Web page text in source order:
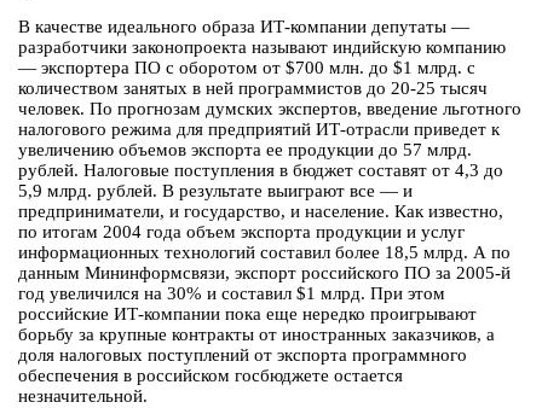
В качестве идеального образа ИТ-компании депутаты —
разработчики законопроекта называют индийскую компанию
— экспортера ПО с оборотом от $700 млн. до $1 млрд. с
количеством занятых в ней программистов до 20-25 тысяч
человек. По прогнозам думских экспертов, введение льготного
налогового режима для предприятий ИТ-отрасли приведет к
увеличению объемов экспорта ее продукции до 57 млрд.
рублей. Налоговые поступления в бюджет составят от 4,3 до
5,9 млрд. рублей. В результате выиграют все — и
предприниматели, и государство, и население. Как известно,
по итогам 2004 года объем экспорта продукции и услуг
информационных технологий составил более 18,5 млрд. А по
данным Мининформсвязи, экспорт российского ПО за 2005-й
год увеличился на 30% и составил $1 млрд. При этом
российские ИТ-компании пока еще нередко проигрывают
борьбу за крупные контракты от иностранных заказчиков, а
доля налоговых поступлений от экспорта программного
обеспечения в российском госбюджете остается
незначительной.